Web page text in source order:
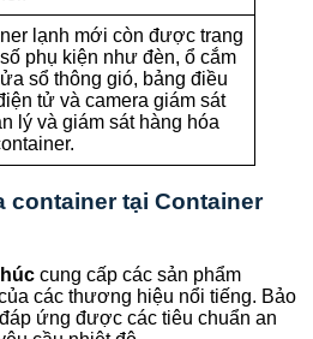
lạnh mới còn được trang
phụ kiện như đèn, ổ cắm
sổ thông gió, bảng điều
tử và camera giám sát
lý và giám sát hàng hóa
container tại Container
cung cấp các sản phẩm
các thương hiệu nổi tiếng. Bảo
ứng được các tiêu chuẩn an